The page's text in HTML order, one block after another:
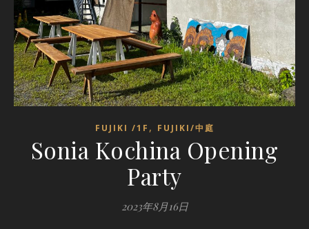
FUJIKI /1F , FUJIKI/中庭
Sonia Kochina Opening
Party
2023年8月16日